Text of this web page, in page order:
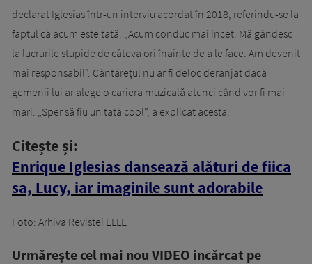
declarat Iglesias într-un interviu acordat în 2018, referindu-se la
faptul că acum este tată. „Acum conduc mai încet. Mă gândesc
la lucrurile stupide de câteva ori înainte de a le face. Am devenit
mai responsabil”. Cântărețul nu ar fi deloc deranjat dacă
gemenii lui ar alege o cariera muzicală atunci când vor fi mai
mari. „Sper să fiu un tată cool”, a explicat acesta.
Citește și:
Enrique Iglesias dansează alături de fiica
sa, Lucy, iar imaginile sunt adorabile
Foto: Arhiva Revistei ELLE
Urmăreşte cel mai nou VIDEO incărcat pe